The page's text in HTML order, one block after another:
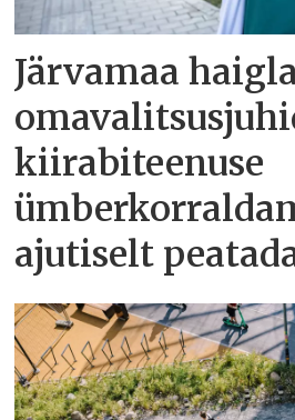
Järvamaa
kiirabiteenuse
ajutiselt